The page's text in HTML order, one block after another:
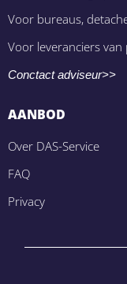
Voor bureaus,
Voor leveranciers
Conctact adviseur>>
AANBOD
Over DAS-Service
FAQ
Privacy